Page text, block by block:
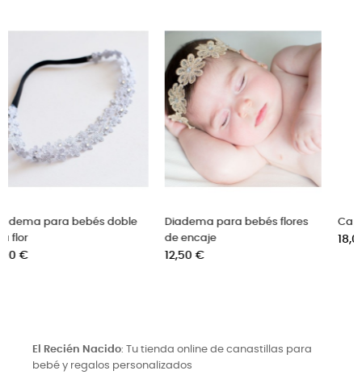
Capota Bautizo de encajes
Diadema bebé Bautizo
El Recién Nacido: Tu tienda online de canastillas para
bebé y regalos personalizados